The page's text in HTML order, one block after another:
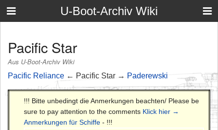
U-Boot-Archiv Wiki
Pacific Star
Aus U-Boot-Archiv Wiki
Pacific Reliance ← Pacific Star → Paderewski
!!! Bitte unbedingt die Anmerkungen beachten/ Please be
sure to pay attention to the comments Klick hier →
Anmerkungen für Schiffe - !!!